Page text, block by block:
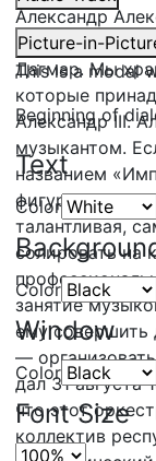
Picture-in-
This is a modal
Beginning of
Text
Color
Color
Window
Color
Font Size
Александр
штандарте
Дагмар. Мы
которые
Александр III.
музыкантом.
названием
фигура, его
талантливая,
солировать на
занятие
ему совершить
—
дал 31 августа
что этот
коллектив